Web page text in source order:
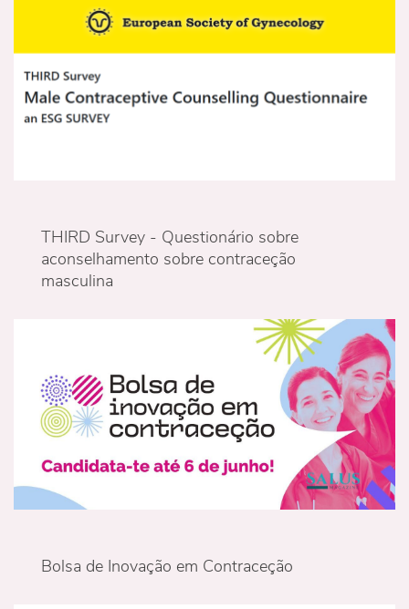
THIRD Survey - Questionário sobre
aconselhamento sobre contraceção
masculina
Bolsa de Inovação em Contraceção